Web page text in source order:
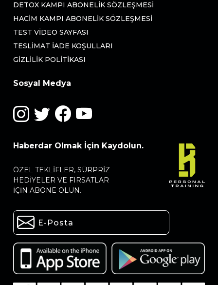
DETOX KAMPI ABONELIK SÖZLEŞMESI
HACIM KAMPI ABONELIK SÖZLEŞMESI
TEST VIDEO SAYFASI
TESLIMAT İADE KOŞULLARI
GIZLILIK POLITIKASI
Sosyal Medya
Haberdar Olmak İçin Kaydolun.
ÖZEL TEKLIFLER, SÜRPRIZ
HEDIYELER VE FIRSATLAR
IÇIN ABONE OLUN.